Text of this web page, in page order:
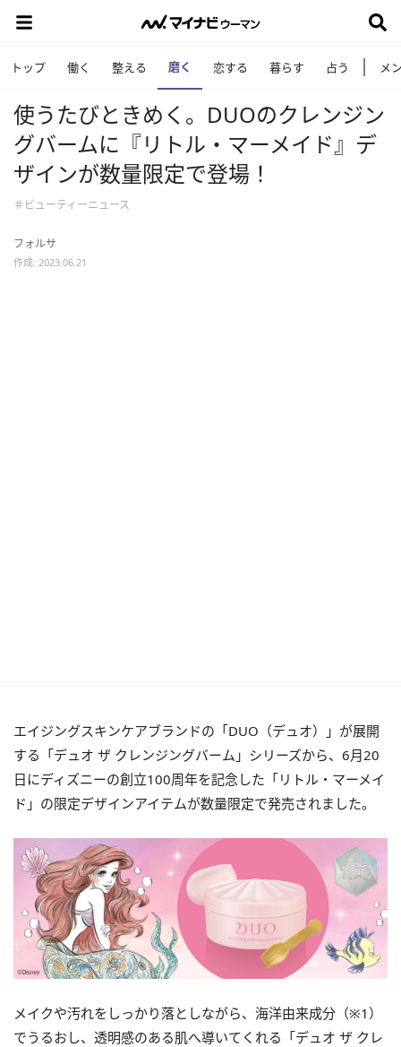
トップ 働く 整える 磨く 恋する 暮らす 占う メ
使うたびときめく。DUOのクレンジン
グバームに『リトル・マーメイド』デ
ザインが数量限定で登場！
＃ビューティーニュース
フォルサ
作成: 2023.06.21
エイジングスキンケアブランドの「DUO（デュオ）」が展開
する「デュオ ザ クレンジングバーム」シリーズから、6月20
日にディズニーの創立100周年を記念した「リトル・マーメイ
ド」の限定デザインアイテムが数量限定で発売されました。
メイクや汚れをしっかり落としながら、海洋由来成分（※1）
でうるおし、透明感のある肌へ導いてくれる 「デュオ ザ クレ